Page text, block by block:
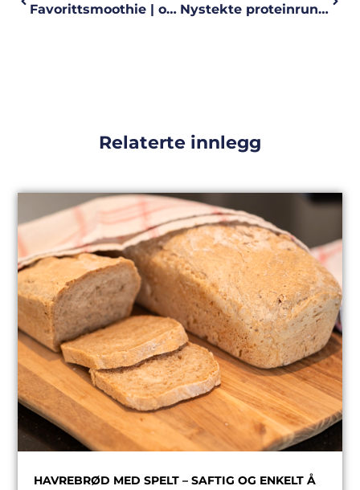
Favorittsmoothie | oppskriften dere ville ha! Nystekte proteinrundstykker til lunsj?
Relaterte innlegg
HAVREBRØD MED SPELT – SAFTIG OG ENKELT Å